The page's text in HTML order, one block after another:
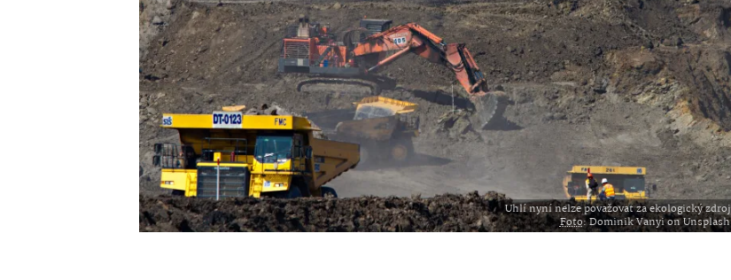
Uhlí nyní nelze považovat za ekologický zdroj
Foto: Dominik Vanyi on Unsplash